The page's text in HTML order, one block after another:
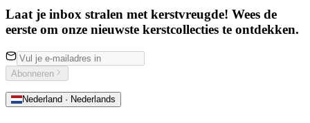
Laat je inbox stralen met kerstvreugde! Wees de
eerste om onze nieuwste kerstcollecties te ontdekken.
Abonneren
Nederland · Nederlands